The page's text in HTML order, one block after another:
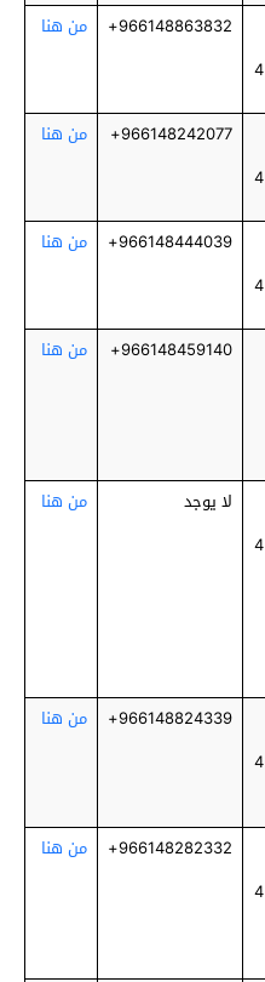
حتى 4
966148863832+ من هنا
حتى 4
966148242077+ من هنا
حتى 4
966148444039+ من هنا
966148459140+ من هنا
حتى 4
لا يوجد من هنا
حتى 4
966148824339+ من هنا
حتى 4
966148282332+ من هنا